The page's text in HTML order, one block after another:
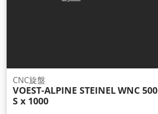
CNC旋盤
VOEST-ALPINE STEINELWNC 500
S x 1000